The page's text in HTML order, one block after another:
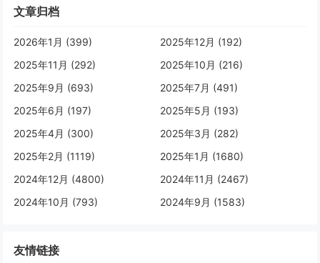
文章归档
2026年1月 (399)
2025年12月 (192)
2025年11月 (292)
2025年10月 (216)
2025年9月 (693)
2025年7月 (491)
2025年6月 (197)
2025年5月 (193)
2025年4月 (300)
2025年3月 (282)
2025年2月 (1119)
2025年1月 (1680)
2024年12月 (4800)
2024年11月 (2467)
2024年10月 (793)
2024年9月 (1583)
友情链接